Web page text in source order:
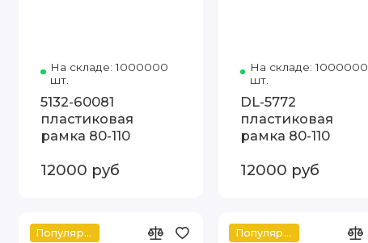
На складе: 1000000
шт.
Код товара: 5132-60081 80-110 Артэ
5132-60081
пластиковая
рамка 80-110
12000 руб
На складе: 1000000
шт.
DL-5772
пластиковая
рамка 80-110
12000 руб
Популярное Популярное